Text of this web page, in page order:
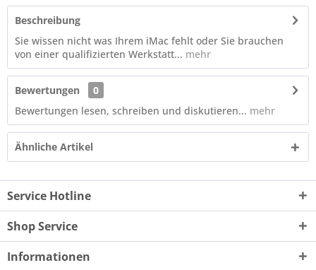
Beschreibung
Sie wissen nicht was Ihrem iMac fehlt oder Sie brauchen
von einer qualifizierten Werkstatt... mehr
Bewertungen
0
Bewertungen lesen, schreiben und diskutieren... mehr
Ähnliche Artikel
Service Hotline
Shop Service
Informationen